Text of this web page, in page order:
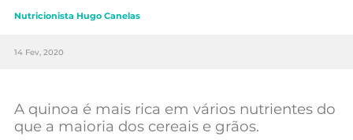
Fitness
Mães e Bebés
Nutricionista Hugo Canelas
14 Fev, 2020
A quinoa é mais rica em vários nutrientes do
que a maioria dos cereais e grãos.